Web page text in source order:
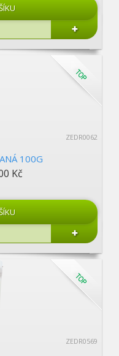
ZEDR0062
100G
Kč
ZEDR0569